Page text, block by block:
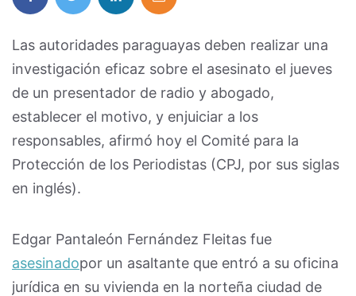
Las autoridades paraguayas deben realizar una
investigación eficaz sobre el asesinato el jueves
de un presentador de radio y abogado,
establecer el motivo, y enjuiciar a los
responsables, afirmó hoy el Comité para la
Protección de los Periodistas (CPJ, por sus siglas
en inglés).
Edgar Pantaleón Fernández Fleitas fue
asesinadopor un asaltante que entró a su oficina
jurídica en su vivienda en la norteña ciudad de